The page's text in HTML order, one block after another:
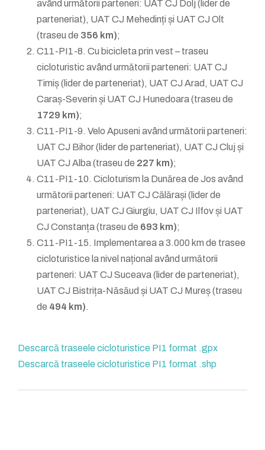
având următorii parteneri: UAT CJ Dolj (lider de
parteneriat), UAT CJ Mehedinți și UAT CJ Olt
(traseu de 356 km);
C11-PI1-8. Cu bicicleta prin vest – traseu
cicloturistic având următorii parteneri: UAT CJ
Timiș (lider de parteneriat), UAT CJ Arad, UAT CJ
Caraș-Severin și UAT CJ Hunedoara (traseu de
1729 km);
C11-PI1-9. Velo Apuseni având următorii parteneri:
UAT CJ Bihor (lider de parteneriat), UAT CJ Cluj și
UAT CJ Alba (traseu de 227 km);
C11-PI1-10. Cicloturism la Dunărea de Jos având
următorii parteneri: UAT CJ Călărași (lider de
parteneriat), UAT CJ Giurgiu, UAT CJ Ilfov și UAT
CJ Constanța (traseu de 693 km);
C11-PI1-15. Implementarea a 3.000 km de trasee
cicloturistice la nivel național având următorii
parteneri: UAT CJ Suceava (lider de parteneriat),
UAT CJ Bistrița-Năsăud și UAT CJ Mureș (traseu
de 494 km).
Descarcă traseele cicloturistice PI1 format .gpx
Descarcă traseele cicloturistice PI1 format .shp